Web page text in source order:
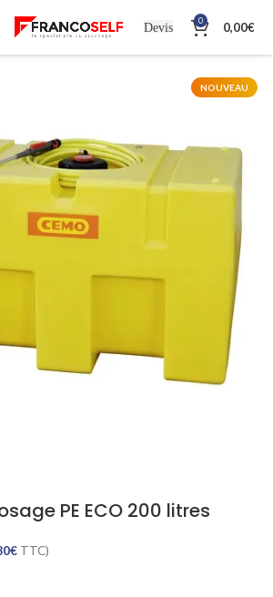
Devis 0 0,00€
NOUVEAU
PE ECO 200 litres
€ TTC)